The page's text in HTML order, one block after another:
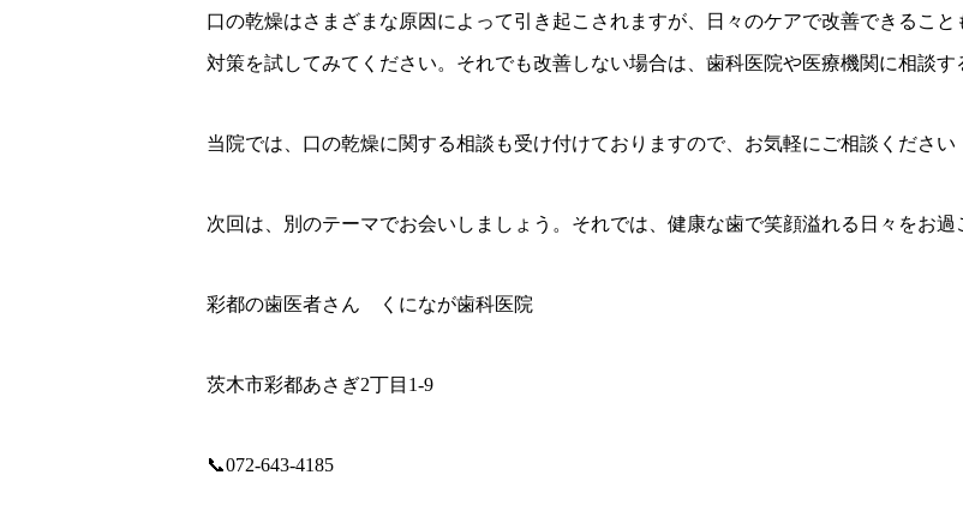
口の乾燥はさまざまな原因によって引き起こされますが、日々のケアで改善できるこ
対策を試してみてください。それでも改善しない場合は、歯科医院や医療機関に相談す
当院では、口の乾燥に関する相談も受け付けておりますので、お気軽にご相談ください
次回は、別のテーマでお会いしましょう。それでは、健康な歯で笑顔溢れる日々をお過
彩都の歯医者さん くになが歯科医院
茨木市彩都あさぎ2丁目1-9
📞072-643-4185